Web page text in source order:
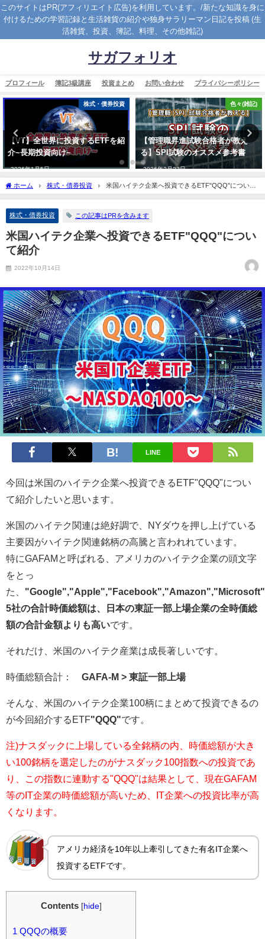
このサイトはPR(アフィリエイト広告)を利用しています。/新たな知識を身に
付けるための学習記録と生活雑貨の紹介や独身サラリーマン日記を投稿 (生
活雑貨、投資、簿記、料理、その他雑記)
サガフォリオ
プロフィール 簿記3級講座 投資まとめ お問い合わせ プライバシーポリシー
株式・債券投資
【VT】全世界に投資するETFを紹
介~長期投資向け~
2026年1月5日
色々(雑記)
【管理職昇進試験合格者が教え
る】SPI試験のオススメ参考書
2026年2月23日
ホーム 株式・債券投資
米国ハイテク企業へ投資できるETF"QQQ"について
紹介
株式・債券投資 この記事はPRを含みます
米国ハイテク企業へ投資できるETF"QQQ"につい
て紹介
2022年10月14日
LINE
今回は米国のハイテク企業へ投資できるETF"QQQ"につい
て紹介したいと思います。
米国のハイテク関連は絶好調で、NYダウを押し上げている
主要因がハイテク関連銘柄の高騰と言われれています。
特にGAFAM と呼ばれる、アメリカのハイテク企業の頭文字
をとっ
た、
5社の合計時価総額は、日本の東証一部上場企業の全時価総
額の合計金額よりも高いです。
それだけ、米国のハイテク産業は成長著しいです。
時価総額合計： GAFA-M > 東証一部上場
そんな、米国のハイテク企業100柄にまとめて投資できるの
が今回紹介するETF"QQQ"です。
注)ナスダックに上場している全銘柄の内、時価総額が大き
い100銘柄を選定したのがナスダック100指数への投資であ
り、この指数に連動する"QQQ"は結果として、現在GAFAM
等のIT企業の時価総額が高いため、IT企業への投資比率が高
くなります。
アメリカ経済を10年以上牽引してきた有名IT企業へ
投資するETFです。
Contents [hide]
1 QQQの概要